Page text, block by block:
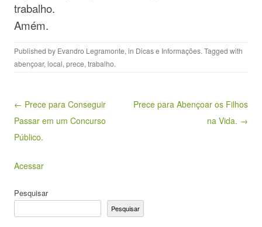
trabalho.
Amém.
Published by Evandro Legramonte, in Dicas e Informações. Tagged with
abençoar, local, prece, trabalho.
Post navigation
← Prece para Conseguir
Passar em um Concurso
Público.
Prece para Abençoar os Filhos
na Vida. →
Acessar
Pesquisar
Pesquisar